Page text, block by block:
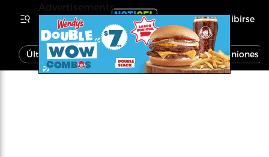
Inscribirse
Última Hora Noticias Economía Opiniones
Advertisements